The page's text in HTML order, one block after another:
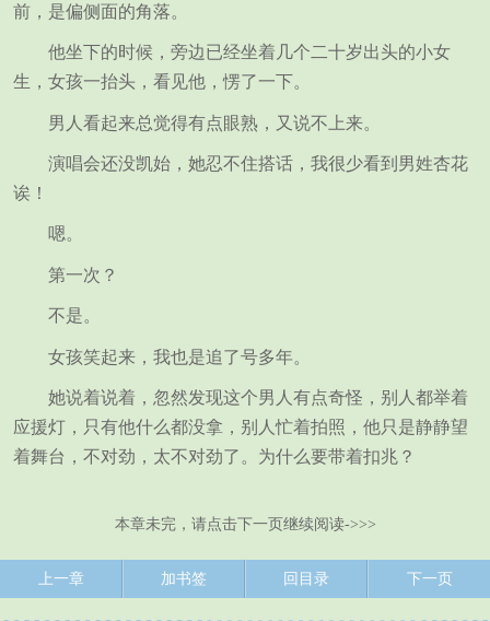
前，是偏侧面的角落。
他坐下的时候，旁边已经坐着几个二十岁出头的小女
生，女孩一抬头，看见他，愣了一下。
男人看起来总觉得有点眼熟，又说不上来。
演唱会还没凯始，她忍不住搭话，我很少看到男姓杏花
诶！
嗯。
第一次？
不是。
女孩笑起来，我也是追了号多年。
她说着说着，忽然发现这个男人有点奇怪，别人都举着
应援灯，只有他什么都没拿，别人忙着拍照，他只是静静望
着舞台，不对劲，太不对劲了。为什么要带着扣兆？
本章未完，请点击下一页继续阅读->>>
上一章 加书签 回目录 下一页